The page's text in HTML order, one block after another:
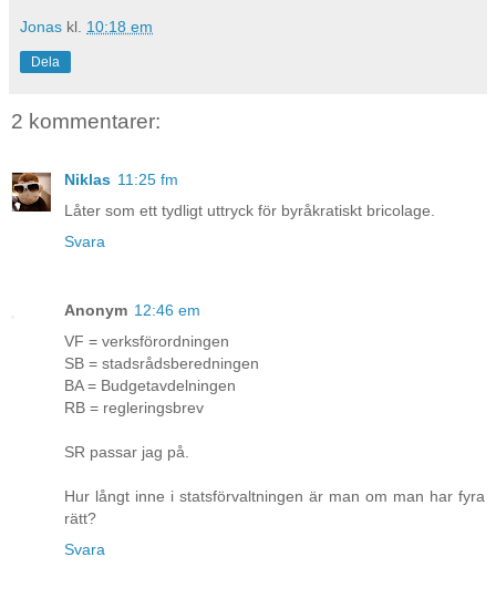
Jonas kl. 10:18 em
Dela
2 kommentarer:
Niklas 11:25 fm
Låter som ett tydligt uttryck för byråkratiskt bricolage.
Svara
Anonym 12:46 em
VF = verksförordningen
SB = stadsrådsberedningen
BA = Budgetavdelningen
RB = regleringsbrev
SR passar jag på.
Hur långt inne i statsförvaltningen är man om man har fyra
rätt?
Svara